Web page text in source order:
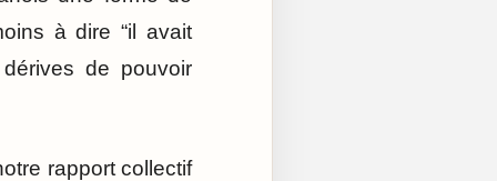
à dire “il avait
de pouvoir
rapport collectif